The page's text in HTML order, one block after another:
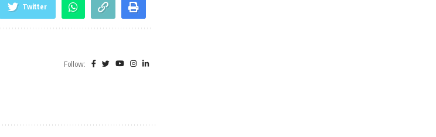
Twitter
Follow: